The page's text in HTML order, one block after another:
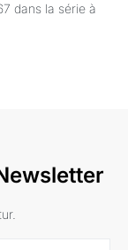
dans la série à